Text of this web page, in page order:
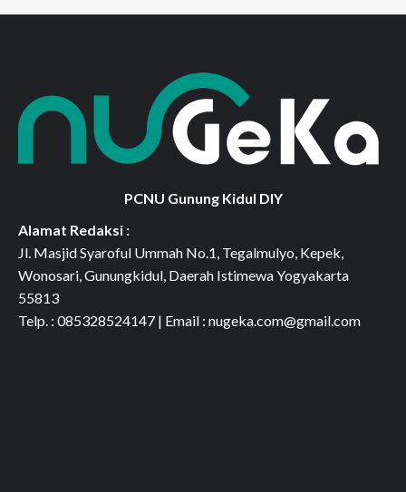
PCNU Gunung Kidul DIY
Alamat Redaksi :
Jl. Masjid Syaroful Ummah No.1, Tegalmulyo, Kepek,
Wonosari, Gunungkidul, Daerah Istimewa Yogyakarta
55813
Telp. : 085328524147 | Email : nugeka.com@gmail.com